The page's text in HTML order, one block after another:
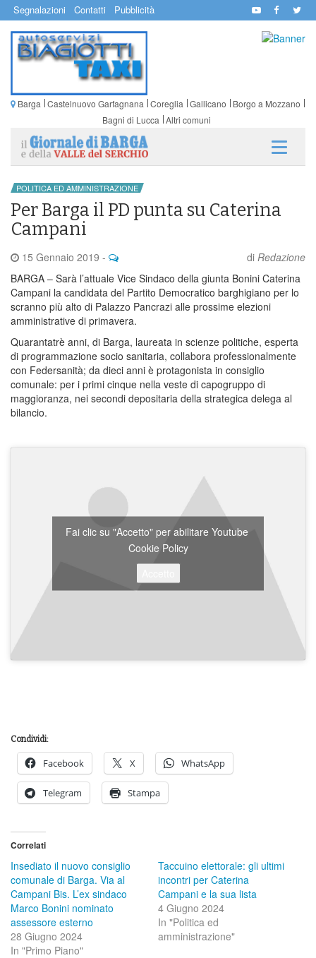
Segnalazioni Contatti Pubblicità
Barga Castelnuovo Garfagnana Coreglia Gallicano
Borgo a Mozzano
Bagni di Lucca Altri comuni
POLITICA ED AMMINISTRAZIONE
Per Barga il PD punta su Caterina
Campani
15 Gennaio 2019 - di Redazione
BARGA – Sarà l’attuale Vice Sindaco della giunta Bonini Caterina
Campani la candidata del Partito Democratico barghigiano per lo
scranno più alto di Palazzo Pancrazi alle prossime elezioni
amministrative di primavera.
Quarantatrè anni, di Barga, laureata in scienze politiche, esperta
di programmazione socio sanitaria, collabora professionalmente
con Federsanità; da dieci anni è protagonista in consiglio
comunale: per i primi cinque nella veste di capogruppo di
maggioranza, nei secondi depositaria della strategica delega al
bilancio.
Fai clic su "Accetto" per abilitare Youtube
Cookie Policy
Condividi:
Facebook X WhatsApp
Telegram Stampa
Correlati
Insediato il nuovo consiglio
comunale di Barga. Via al
Campani Bis. L’ex sindaco
Marco Bonini nominato
assessore esterno
28 Giugno 2024
In "Primo Piano"
Taccuino elettorale: gli ultimi
incontri per Caterina
Campani e la sua lista
4 Giugno 2024
In "Politica ed
amministrazione"